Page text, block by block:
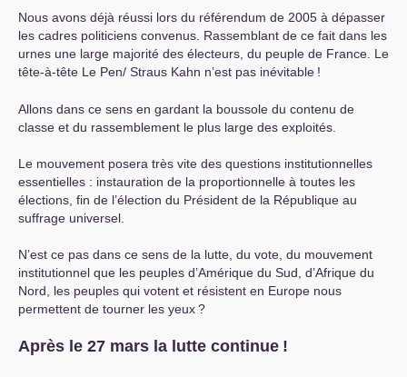
Nous avons déjà réussi lors du référendum de 2005 à dépasser
les cadres politiciens convenus. Rassemblant de ce fait dans les
urnes une large majorité des électeurs, du peuple de France. Le
tête-à-tête Le Pen/ Straus Kahn n’est pas inévitable !
Allons dans ce sens en gardant la boussole du contenu de
classe et du rassemblement le plus large des exploités.
Le mouvement posera très vite des questions institutionnelles
essentielles : instauration de la proportionnelle à toutes les
élections, fin de l’élection du Président de la République au
suffrage universel.
N’est ce pas dans ce sens de la lutte, du vote, du mouvement
institutionnel que les peuples d’Amérique du Sud, d’Afrique du
Nord, les peuples qui votent et résistent en Europe nous
permettent de tourner les yeux?
Après le 27 mars la lutte continue !